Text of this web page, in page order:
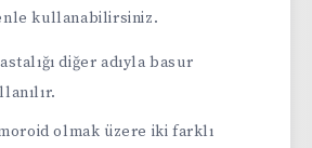
kullanabilirsiniz.
diğer adıyla basur
olmak üzere iki farklı